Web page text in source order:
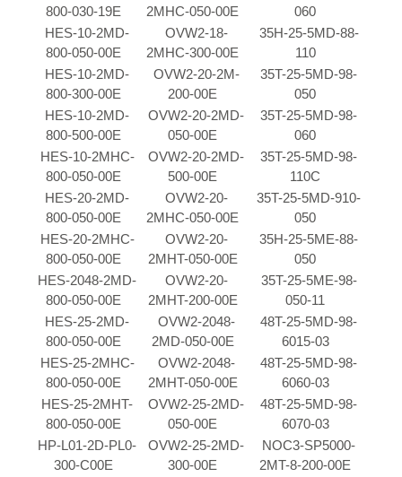
800-030-19E
2MHC-050-00E
060
HES-10-2MD-
800-050-00E
OVW2-18-
2MHC-300-00E
35H-25-5MD-88-
110
HES-10-2MD-
800-300-00E
OVW2-20-2M-
200-00E
35T-25-5MD-98-
050
HES-10-2MD-
800-500-00E
OVW2-20-2MD-
050-00E
35T-25-5MD-98-
060
HES-10-2MHC-
800-050-00E
OVW2-20-2MD-
500-00E
35T-25-5MD-98-
110C
HES-20-2MD-
800-050-00E
OVW2-20-
2MHC-050-00E
35T-25-5MD-910-
050
HES-20-2MHC-
800-050-00E
OVW2-20-
2MHT-050-00E
35H-25-5ME-88-
050
HES-2048-2MD-
800-050-00E
OVW2-20-
2MHT-200-00E
35T-25-5ME-98-
050-11
HES-25-2MD-
800-050-00E
OVW2-2048-
2MD-050-00E
48T-25-5MD-98-
6015-03
HES-25-2MHC-
800-050-00E
OVW2-2048-
2MHT-050-00E
48T-25-5MD-98-
6060-03
HES-25-2MHT-
800-050-00E
OVW2-25-2MD-
050-00E
48T-25-5MD-98-
6070-03
HP-L01-2D-PL0-
300-C00E
OVW2-25-2MD-
300-00E
NOC3-SP5000-
2MT-8-200-00E